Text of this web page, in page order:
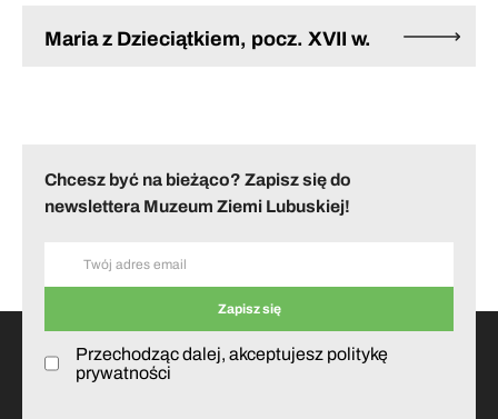
Maria z Dzieciątkiem, pocz. XVII w.
Chcesz być na bieżąco? Zapisz się do
newslettera Muzeum Ziemi Lubuskiej!
Przechodząc dalej, akceptujesz politykę
prywatności